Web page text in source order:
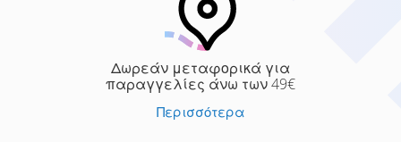
Δωρεάν μεταφορικά για
παραγγελίες άνω των 49€
Περισσότερα